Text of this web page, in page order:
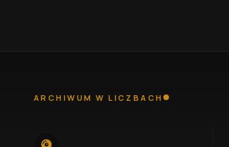
ARCHIWUM W LICZBACH